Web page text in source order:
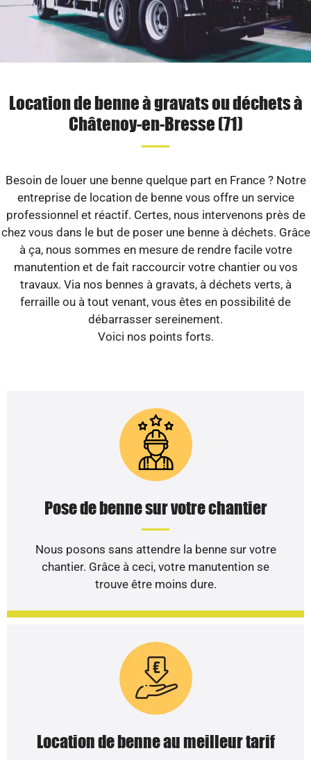
Location de benne à gravats ou déchets à
Châtenoy-en-Bresse (71)
Besoin de louer une benne quelque part en France ? Notre
entreprise de location de benne vous offre un service
professionnel et réactif. Certes, nous intervenons près de
chez vous dans le but de poser une benne à déchets. Grâce
à ça, nous sommes en mesure de rendre facile votre
manutention et de fait raccourcir votre chantier ou vos
travaux. Via nos bennes à gravats, à déchets verts, à
ferraille ou à tout venant, vous êtes en possibilité de
débarrasser sereinement.
Voici nos points forts.
Pose de benne sur votre chantier
Nous posons sans attendre la benne sur votre
chantier. Grâce à ceci, votre manutention se
trouve être moins dure.
Location de benne au meilleur tarif